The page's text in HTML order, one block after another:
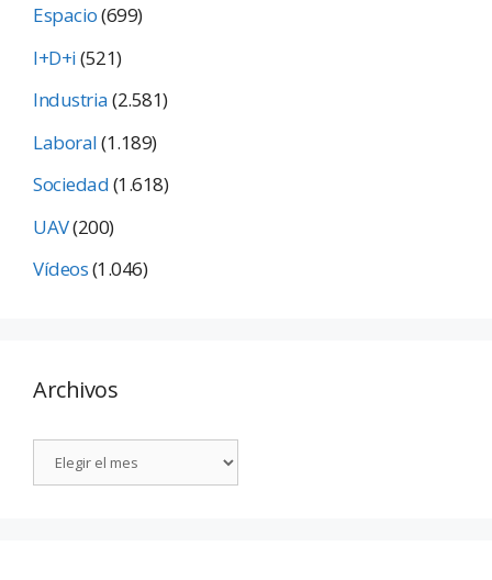
Espacio(699)
I+D+i(521)
Industria(2.581)
Laboral(1.189)
Sociedad(1.618)
UAV(200)
Vídeos(1.046)
Archivos